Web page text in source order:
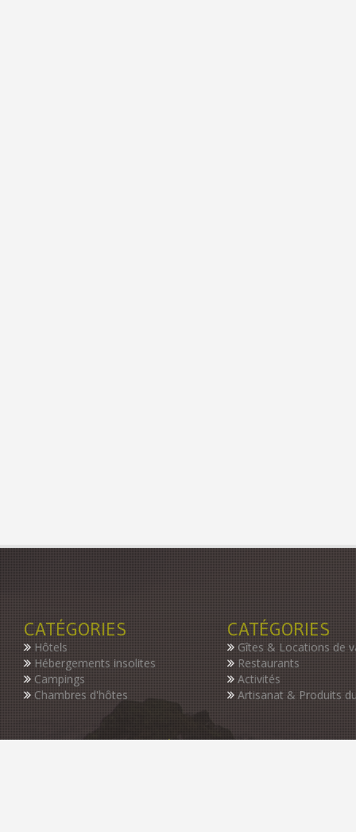
CATÉGORIES
Hôtels
Hébergements insolites
Campings
Chambres d'hôtes
CATÉGORIES
Gîtes & Locations de
Restaurants
Activités
Artisanat & Produits